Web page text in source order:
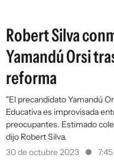
Robert Silva
Yamandú Orsi
reforma
"El precandidato Yamandú
Educativa es improvisada
preocupantes. Estimado
dijo Robert Silva.
30 de octubre 2023